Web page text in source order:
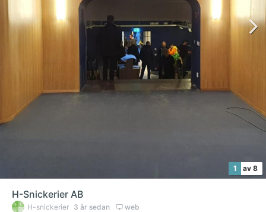
1 av 8
H-Snickerier AB
H-snickerier 3 år sedan web